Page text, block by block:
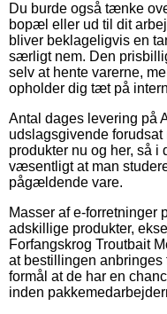
Du burde også tænke
bopæl eller ud til dit
bliver beklageligvis en
særligt nem. Den
selv at hente varerne,
opholder dig tæt på
Antal dages levering på
udslagsgivende
produkter nu og her, så i
væsentligt at man
pågældende vare.
Masser af e-forretninger
adskillige produkter,
Forfangskrog Troutbait
at bestillingen anbringes
formål at de har en
inden